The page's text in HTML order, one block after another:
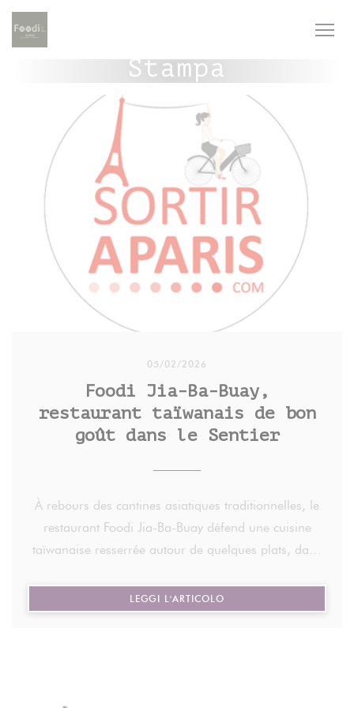
Personalizzazione delle tue scelte sui cookie
Stampa
05/02/2026
Foodi Jia-Ba-Buay,
restaurant taïwanais de bon
goût dans le Sentier
À rebours des cantines asiatiques traditionnelles, le
restaurant Foodi Jia-Ba-Buay défend une cuisine
taïwanaise resserrée autour de quelques plats, dans
Chez Foodi Jia-Ba-Buay, pas de lanternes rouges ni
lignes contemporaines et un décor sobre, baigné de
LEGGI L'ARTICOLO